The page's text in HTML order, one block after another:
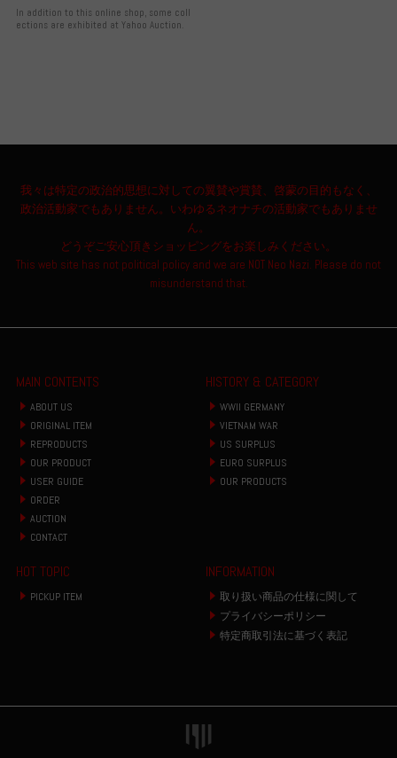
In addition to this online shop, some coll
ections are exhibited at Yahoo Auction.
我々は特定の政治的思想に対しての翼賛や賞賛、啓蒙の目的もなく、
政治活動家でもありません。いわゆるネオナチの活動家でもありませ
ん。
どうぞご安心頂きショッピングをお楽しみください。
This web site has not political policy and we are NOT Neo Nazi. Please do not
misunderstand that.
MAIN CONTENTS
ABOUT US
ORIGINAL ITEM
REPRODUCTS
OUR PRODUCT
USER GUIDE
ORDER
AUCTION
CONTACT
HISTORY & CATEGORY
WWII GERMANY
VIETNAM WAR
US SURPLUS
EURO SURPLUS
OUR PRODUCTS
HOT TOPIC
PICKUP ITEM
INFORMATION
取り扱い商品の仕様に関して
プライバシーポリシー
特定商取引法に基づく表記